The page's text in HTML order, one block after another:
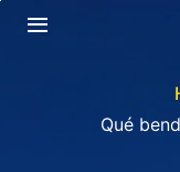
Qué